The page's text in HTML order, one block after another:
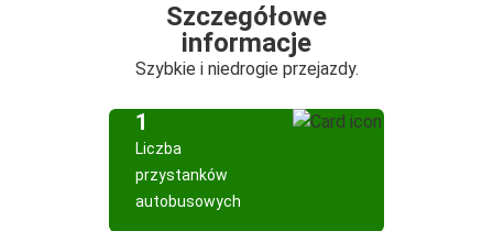
Szczegółowe
informacje
Szybkie i niedrogie przejazdy.
1
Liczba
przystanków
autobusowych